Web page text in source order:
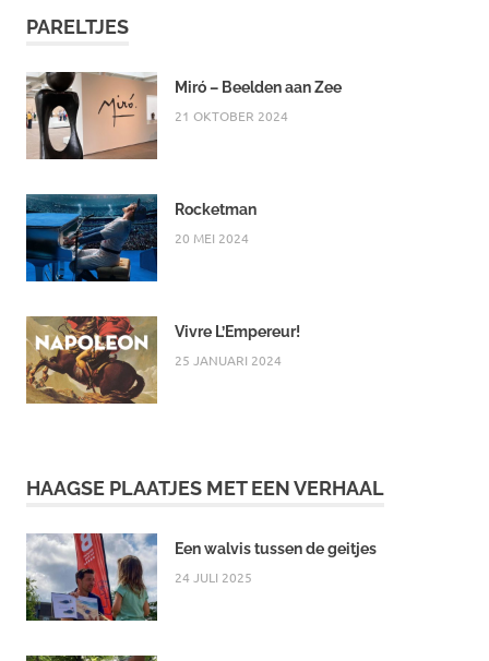
PARELTJES
Miró – Beelden aan Zee
21 OKTOBER 2024
Rocketman
20 MEI 2024
Vivre L’Empereur!
25 JANUARI 2024
HAAGSE PLAATJES MET EEN VERHAAL
Een walvis tussen de geitjes
24 JULI 2025